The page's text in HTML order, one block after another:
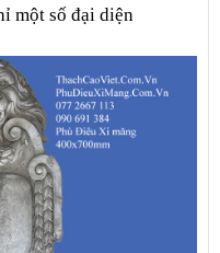
một số đại diện